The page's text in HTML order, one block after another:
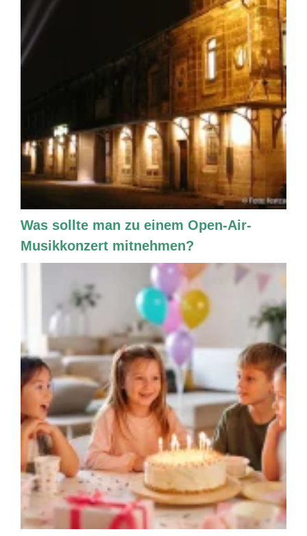
Was sollte man zu einem Open-Air-
Musikkonzert mitnehmen?